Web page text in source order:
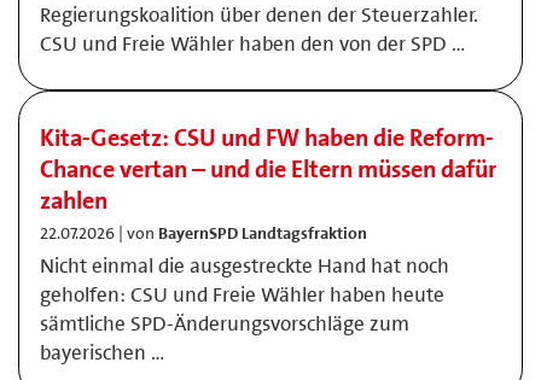
Regierungskoalition über denen der Steuerzahler.
CSU und Freie Wähler haben den von der SPD …
Kita-Gesetz: CSU und FW haben die Reform-
Chance vertan – und die Eltern müssen dafür
zahlen
22.07.2026 | von BayernSPD Landtagsfraktion
Nicht einmal die ausgestreckte Hand hat noch
geholfen: CSU und Freie Wähler haben heute
sämtliche SPD-Änderungsvorschläge zum
bayerischen …